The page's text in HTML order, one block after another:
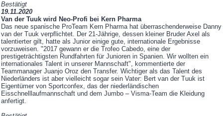
Bestätigt
19.11.2020
Van der Tuuk wird Neo-Profi bei Kern Pharma
Das neue spanische ProTeam Kern Pharma hat überraschenderweise Danny
van der Tuuk verpflichtet. Der 21-Jährige, dessen kleiner Bruder Axel als
talentierter gilt, hatte als Junior einige gute, internationale Ergebnisse
vorzuweisen. "2017 gewann er die Trofeo Cabedo, eine der
prestigeträchtigsten Rundfahrten für Junioren in Spanien. Wir wollten ein
internationales Talent in unserer Mannschaft", kommentierte der
Teammanager Juanjo Oroz den Transfer. Wichtiger als das Talent des
Niederländers ist aber vielleicht sogar sein Vater: Bert van der Tuuk ist
Eigentümer von Sportconfex, das der niederländischen
Eisschnelllaufmannschaft und dem Jumbo – Visma-Team die Kleidung
anfertigt.